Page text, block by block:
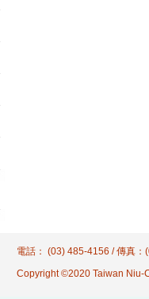
電話： (03) 485-4156 / 傳真
Copyright ©2020 Taiwan Niu-